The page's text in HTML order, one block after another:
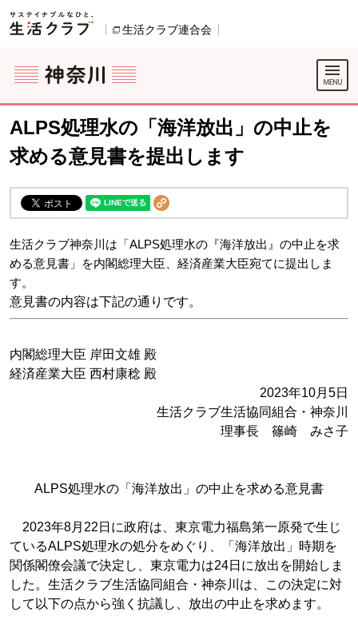
ページの先頭です。
生活クラブ連合会
ここからサイト内共通メニューです。
サイト内共通メニューをスキップする
サイト内共通メニューここまで。
ALPS処理水の「海洋放出」の中止を
求める意見書を提出します
生活クラブ神奈川は「ALPS処理水の『海洋放出』の中止を求
める意見書」を内閣総理大臣、経済産業大臣宛てに提出しま
す。
意見書の内容は下記の通りです。
内閣総理大臣 岸田文雄 殿
経済産業大臣 西村康稔 殿
2023年10月5日
生活クラブ生活協同組合・神奈川
理事長 篠崎 みさ子
ALPS処理水の「海洋放出」の中止を求める意見書
2023年8月22日に政府は、東京電力福島第一原発で生じ
ているALPS処理水の処分をめぐり、「海洋放出」時期を
関係閣僚会議で決定し、東京電力は24日に放出を開始しま
した。生活クラブ生活協同組合・神奈川は、この決定に対
して以下の点から強く抗議し、放出の中止を求めます。